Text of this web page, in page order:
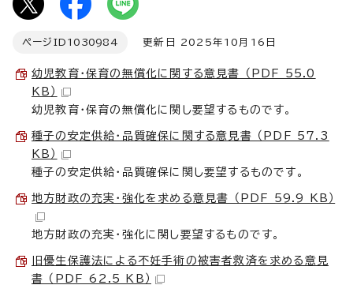
ページID 1030984 更新日 2025年10月16日
幼児教育・保育の無償化に関する意見書 （PDF 55.0
KB）
幼児教育・保育の無償化に関し要望するものです。
種子の安定供給・品質確保に関する意見書 （PDF 57.3
KB）
種子の安定供給・品質確保に関し要望するものです。
地方財政の充実・強化を求める意見書 （PDF 59.9 KB）
地方財政の充実・強化に関し要望するものです。
旧優生保護法による不妊手術の被害者救済を求める意見
書 （PDF 62.5 KB）